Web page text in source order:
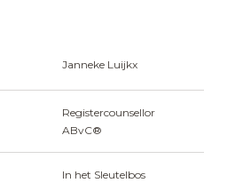
Janneke Luijkx
Registercounsellor
ABvC®
In het Sleutelbos